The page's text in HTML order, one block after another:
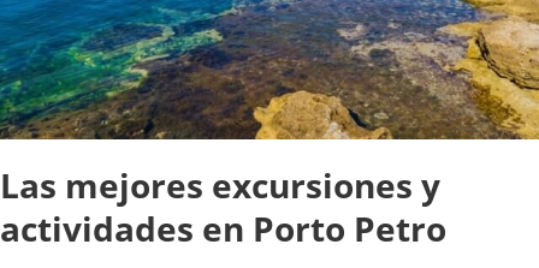
Las mejores excursiones y
actividades en Porto Petro